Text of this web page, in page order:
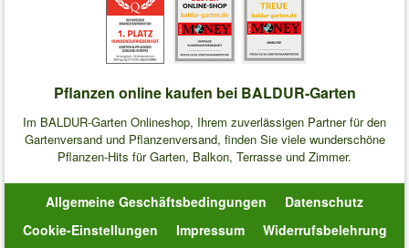
Pflanzen online kaufen bei BALDUR-Garten
Im BALDUR-Garten Onlineshop, Ihrem zuverlässigen Partner für den
Gartenversand und Pflanzenversand, finden Sie viele wunderschöne
Pflanzen-Hits für Garten, Balkon, Terrasse und Zimmer.
Allgemeine Geschäftsbedingungen
Datenschutz
Cookie-Einstellungen
Impressum Widerrufsbelehrung